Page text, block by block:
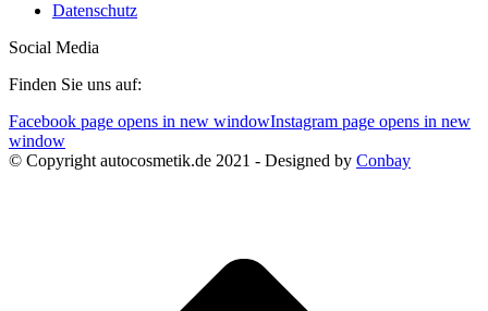
Datenschutz
Social Media
Finden Sie uns auf:
Facebook page opens in new windowInstagram page opens in new
window
© Copyright autocosmetik.de 2021 - Designed by Conbay